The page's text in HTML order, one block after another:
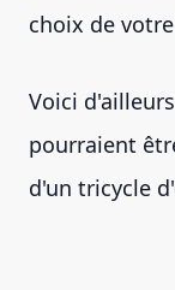
choix de
Voici
pourraient
d'un tricycle